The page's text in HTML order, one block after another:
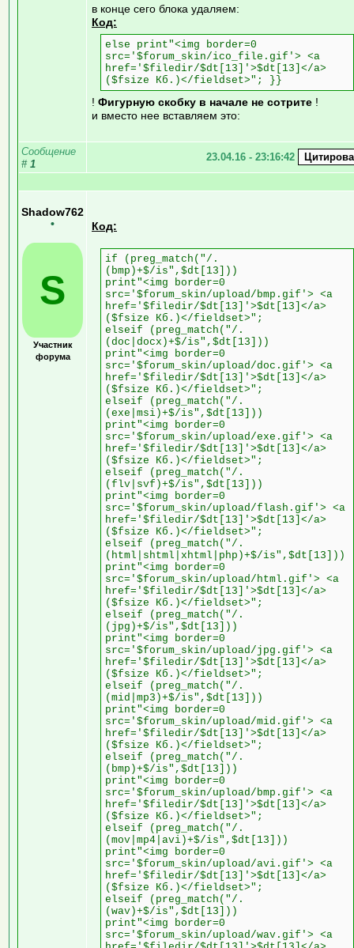
в конце сего блока удаляем:
Код:
else print"<img border=0
src='$forum_skin/ico_file.gif'> <a
href='$filedir/$dt[13]'>$dt[13]</a>
($fsize Кб.)</fieldset>"; }}
! Фигурную скобку в начале не сотрите !
и вместо нее вставляем это:
Сообщение
# 1
23.04.16 - 23:16:42
Shadow762
•
S
Участник
форума
Код:
if (preg_match("/.
(bmp)+$/is",$dt[13]))
print"<img border=0
src='$forum_skin/upload/bmp.gif'> <a
href='$filedir/$dt[13]'>$dt[13]</a>
($fsize Кб.)</fieldset>";
elseif (preg_match("/.
(doc|docx)+$/is",$dt[13]))
print"<img border=0
src='$forum_skin/upload/doc.gif'> <a
href='$filedir/$dt[13]'>$dt[13]</a>
($fsize Кб.)</fieldset>";
elseif (preg_match("/.
(exe|msi)+$/is",$dt[13]))
print"<img border=0
src='$forum_skin/upload/exe.gif'> <a
href='$filedir/$dt[13]'>$dt[13]</a>
($fsize Кб.)</fieldset>";
elseif (preg_match("/.
(flv|svf)+$/is",$dt[13]))
print"<img border=0
src='$forum_skin/upload/flash.gif'> <a
href='$filedir/$dt[13]'>$dt[13]</a>
($fsize Кб.)</fieldset>";
elseif (preg_match("/.
(html|shtml|xhtml|php)+$/is",$dt[13]))
print"<img border=0
src='$forum_skin/upload/html.gif'> <a
href='$filedir/$dt[13]'>$dt[13]</a>
($fsize Кб.)</fieldset>";
elseif (preg_match("/.
(jpg)+$/is",$dt[13]))
print"<img border=0
src='$forum_skin/upload/jpg.gif'> <a
href='$filedir/$dt[13]'>$dt[13]</a>
($fsize Кб.)</fieldset>";
elseif (preg_match("/.
(mid|mp3)+$/is",$dt[13]))
print"<img border=0
src='$forum_skin/upload/mid.gif'> <a
href='$filedir/$dt[13]'>$dt[13]</a>
($fsize Кб.)</fieldset>";
elseif (preg_match("/.
(bmp)+$/is",$dt[13]))
print"<img border=0
src='$forum_skin/upload/bmp.gif'> <a
href='$filedir/$dt[13]'>$dt[13]</a>
($fsize Кб.)</fieldset>";
elseif (preg_match("/.
(mov|mp4|avi)+$/is",$dt[13]))
print"<img border=0
src='$forum_skin/upload/avi.gif'> <a
href='$filedir/$dt[13]'>$dt[13]</a>
($fsize Кб.)</fieldset>";
elseif (preg_match("/.
(wav)+$/is",$dt[13]))
print"<img border=0
src='$forum_skin/upload/wav.gif'> <a